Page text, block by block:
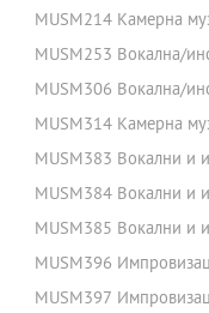
MUSM214 Камерна
MUSM253 Вокална/
MUSM306 Вокална/
MUSM314 Камерна
MUSM383 Вокални и
MUSM384 Вокални и
MUSM385 Вокални и
MUSM396
MUSM397